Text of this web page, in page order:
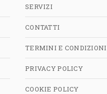
SERVIZI
CONTATTI
TERMINI E CONDIZIONI
PRIVACY POLICY
COOKIE POLICY